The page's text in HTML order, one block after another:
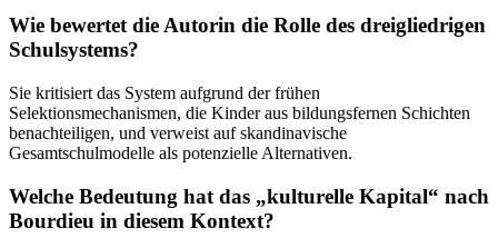
Wie bewertet die Autorin die Rolle des dreigliedrigen
Schulsystems?
Sie kritisiert das System aufgrund der frühen
Selektionsmechanismen, die Kinder aus bildungsfernen Schichten
benachteiligen, und verweist auf skandinavische
Gesamtschulmodelle als potenzielle Alternativen.
Welche Bedeutung hat das „kulturelle Kapital“ nach
Bourdieu in diesem Kontext?